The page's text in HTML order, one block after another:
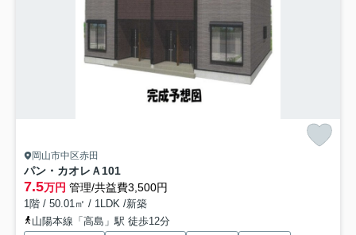
岡山市中区赤田
パン・カオレＡ101
7.5万円 管理/共益費3,500円
1階 / 50.01㎡ / 1LDK /新築
山陽本線「高島」駅 徒歩12分